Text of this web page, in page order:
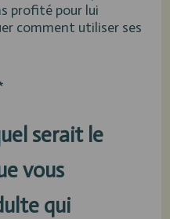
profité pour lui
comment utiliser ses
serait le
vous
qui